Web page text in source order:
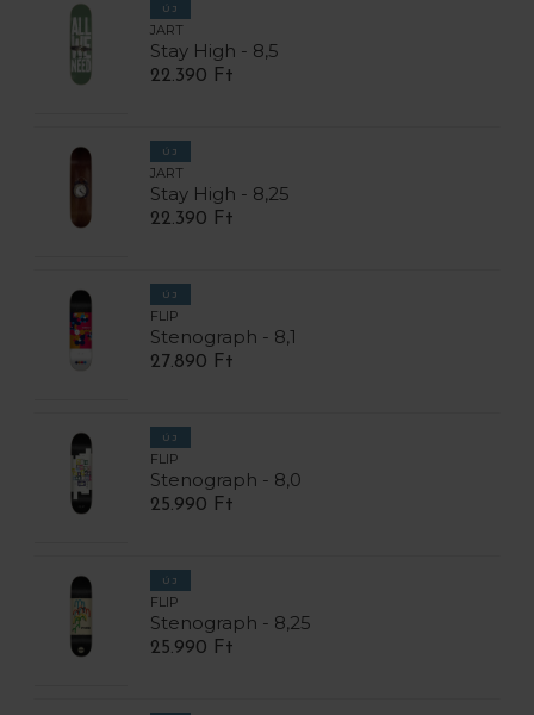
ÚJ
JART
Stay High - 8,5
22.390 Ft
ÚJ
JART
Stay High - 8,25
22.390 Ft
ÚJ
FLIP
Stenograph - 8,1
27.890 Ft
ÚJ
FLIP
Stenograph - 8,0
25.990 Ft
ÚJ
FLIP
Stenograph - 8,25
25.990 Ft